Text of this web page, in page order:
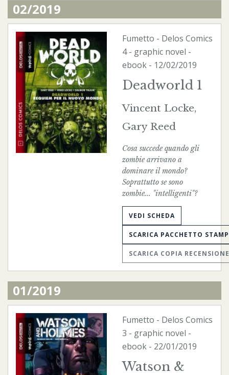
02/2019
Fumetto - Delos Comics
4 - graphic novel -
ebook - 12/02/2019
Deadworld 1
Vincent Locke,
Gary Reed
Cosa succede quando gli
zombie arrivano a
dominare il mondo?
Soprattutto se sono
zombie... "intelligenti"?
VEDI SCHEDA
SCARICA PACCHETTO
SCARICA COPIA RECENSIONE
01/2019
Fumetto - Delos Comics
3 - graphic novel -
ebook - 22/01/2019
Watson &